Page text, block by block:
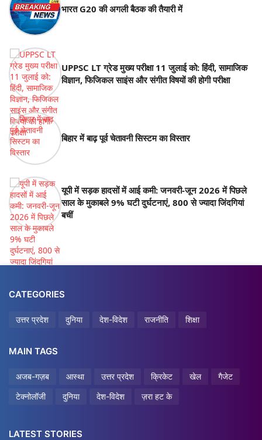
भारत G20 की अगली बैठक की तैयारी में
UPPSC LT ग्रेड मुख्य परीक्षा 11 जुलाई को: हिंदी, सामाजिक
विज्ञान, फिजिकल साइंस और संगीत विषयों की होगी परीक्षा
बिहार में बाढ़ पूर्व चेतावनी सिस्टम का विस्तार
यूपी में सड़क हादसों में आई कमी: जनवरी-जून 2026 में पिछले
साल के मुकाबले 9% घटी दुर्घटनाएं, 800 से ज्यादा जिंदगियां
बचीं
CATEGORIES
उत्तर प्रदेश दुनिया देश-विदेश राजनीति शिक्षा
MAIN TAGS
अजब-गज़ब आस्था उत्तर प्रदेश क्रिकेट खेल
गैजेट
टेक्नोलॉजी
दुनिया देश-विदेश ज़रा हट के
LATEST STORIES